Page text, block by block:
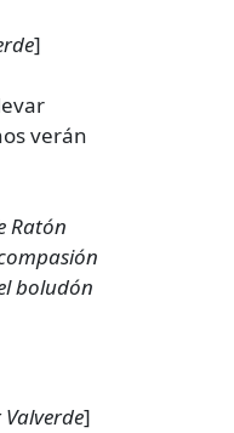
]
verán
Ratón
boludón
]